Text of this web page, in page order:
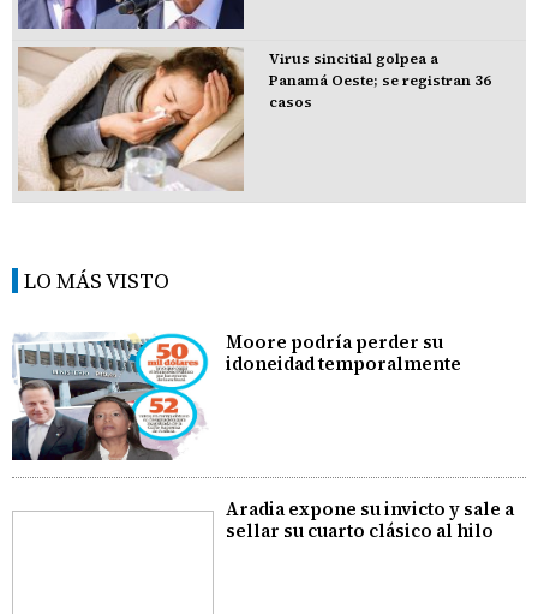
Virus sincitial golpea a
Panamá Oeste; se registran 36
casos
LO MÁS VISTO
Moore podría perder su
idoneidad temporalmente
Aradia expone su invicto y sale a
sellar su cuarto clásico al hilo